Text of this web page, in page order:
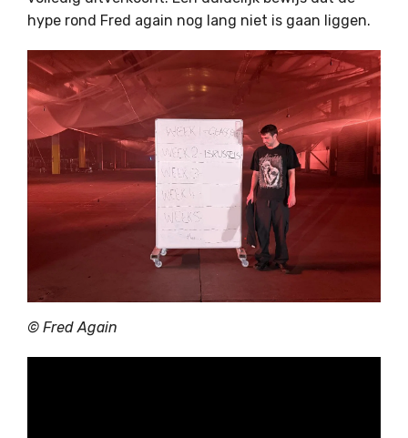
hype rond Fred again nog lang niet is gaan liggen.
© Fred Again